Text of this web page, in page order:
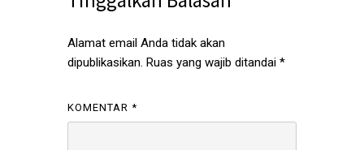
Alamat email Anda tidak akan
dipublikasikan. Ruas yang wajib ditandai *
KOMENTAR *